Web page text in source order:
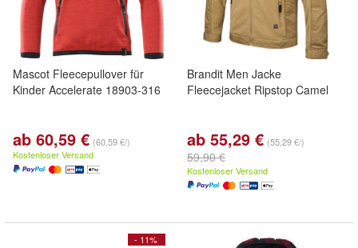
Mascot Fleecepullover für
Kinder Accelerate 18903-316
ab 60,59 € (60,59 €/)
Kostenloser Versand
Brandit Men Jacke
Fleecejacket Ripstop Camel
ab 55,29 € (55,29 €/)
59,90 €
Kostenloser Versand
- 11%